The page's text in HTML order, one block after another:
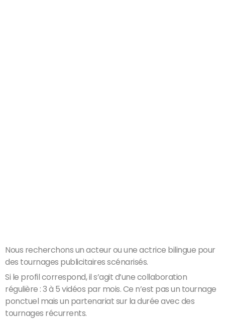
Nous recherchons un acteur ou une actrice bilingue pour
des tournages publicitaires scénarisés.
Si le profil correspond, il s’agit d’une collaboration
régulière : 3 à 5 vidéos par mois. Ce n’est pas un tournage
ponctuel mais un partenariat sur la durée avec des
tournages récurrents.